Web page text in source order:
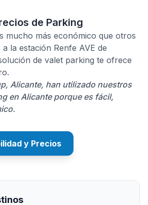
de Parking
mucho más económico que otros
la estación Renfe AVE de
de valet parking te ofrece
Alicante, han utilizado nuestros
en Alicante porque es fácil,
y Precios